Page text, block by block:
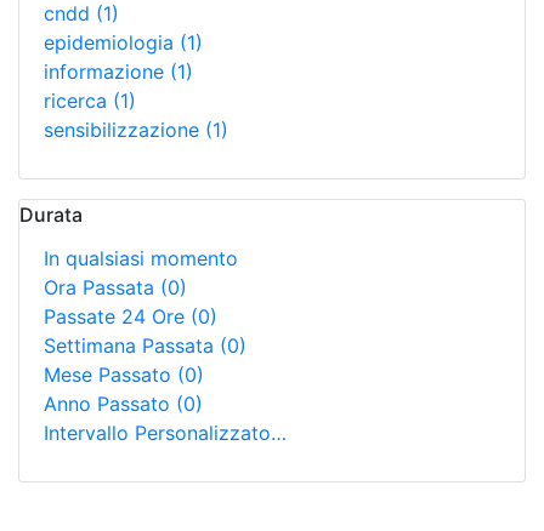
cndd (1)
epidemiologia (1)
informazione (1)
ricerca (1)
sensibilizzazione (1)
Durata
In qualsiasi momento
Ora Passata (0)
Passate 24 Ore (0)
Settimana Passata (0)
Mese Passato (0)
Anno Passato (0)
Intervallo Personalizzato…